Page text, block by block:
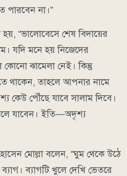
পারবেন না।”
“ভালোবেসে শেষ বিদায়ের
যদি মনে হয় নিজেদের
ঝামেলা নেই। কিন্তু
থাকেন, তাহলে আপনার নামে
কেউ পৌঁছে যাবে সালাম দিবে।
যাবেন। ইতি—অদৃশ্য
মোল্লা বলেন, “ঘুম থেকে উঠে
ব্যাগটি খুলে দেখি ভেতরে